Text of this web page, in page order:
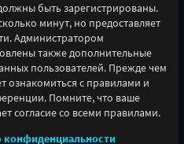
быть зарегистрированы.
минут, но предоставляет
Администратором
также дополнительные
пользователей. Прежде чем
ознакомиться с правилами и
Помните, что ваше
согласие со всеми правилами.
конфиденциальности